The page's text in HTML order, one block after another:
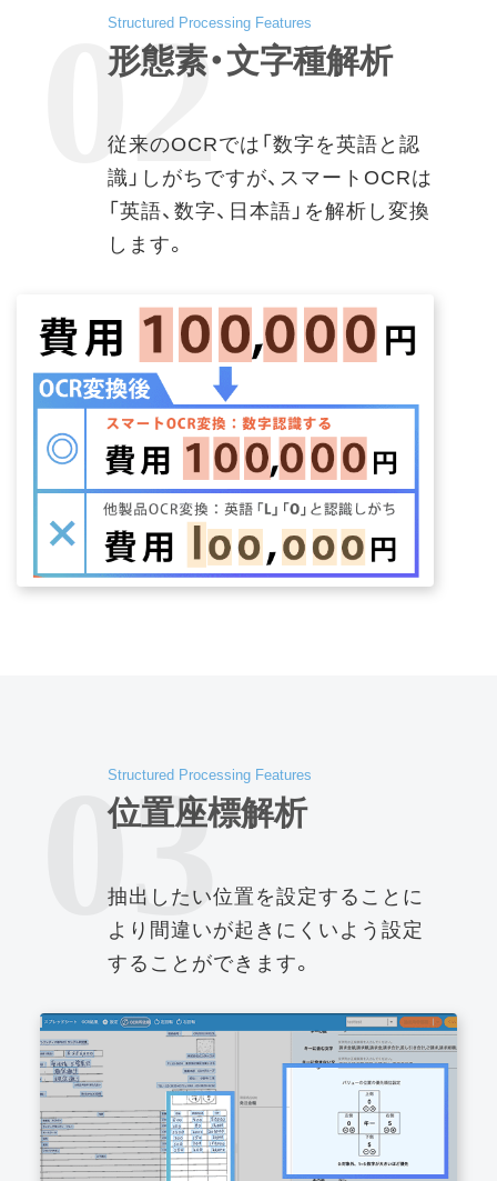
Structured Processing Features
02
形態素・文字種解析
従来のOCRでは「数字を英語と認
識」しがちですが、スマートOCRは
「英語、数字、日本語」を解析し変換
します。
Structured Processing Features
03
位置座標解析
抽出したい位置を設定することに
より間違いが起きにくいよう設定
することができます。